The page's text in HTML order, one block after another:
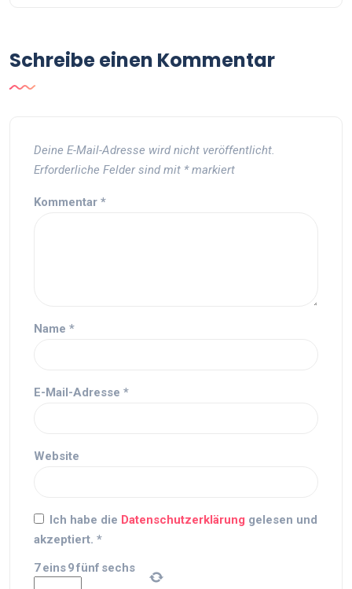
Schreibe einen Kommentar
Deine E-Mail-Adresse wird nicht veröffentlicht.
Erforderliche Felder sind mit *markiert
Kommentar *
Name *
E-Mail-Adresse *
Website
Ich habe die Datenschutzerklärung gelesen und
akzeptiert. *
7eins9fünf sechs